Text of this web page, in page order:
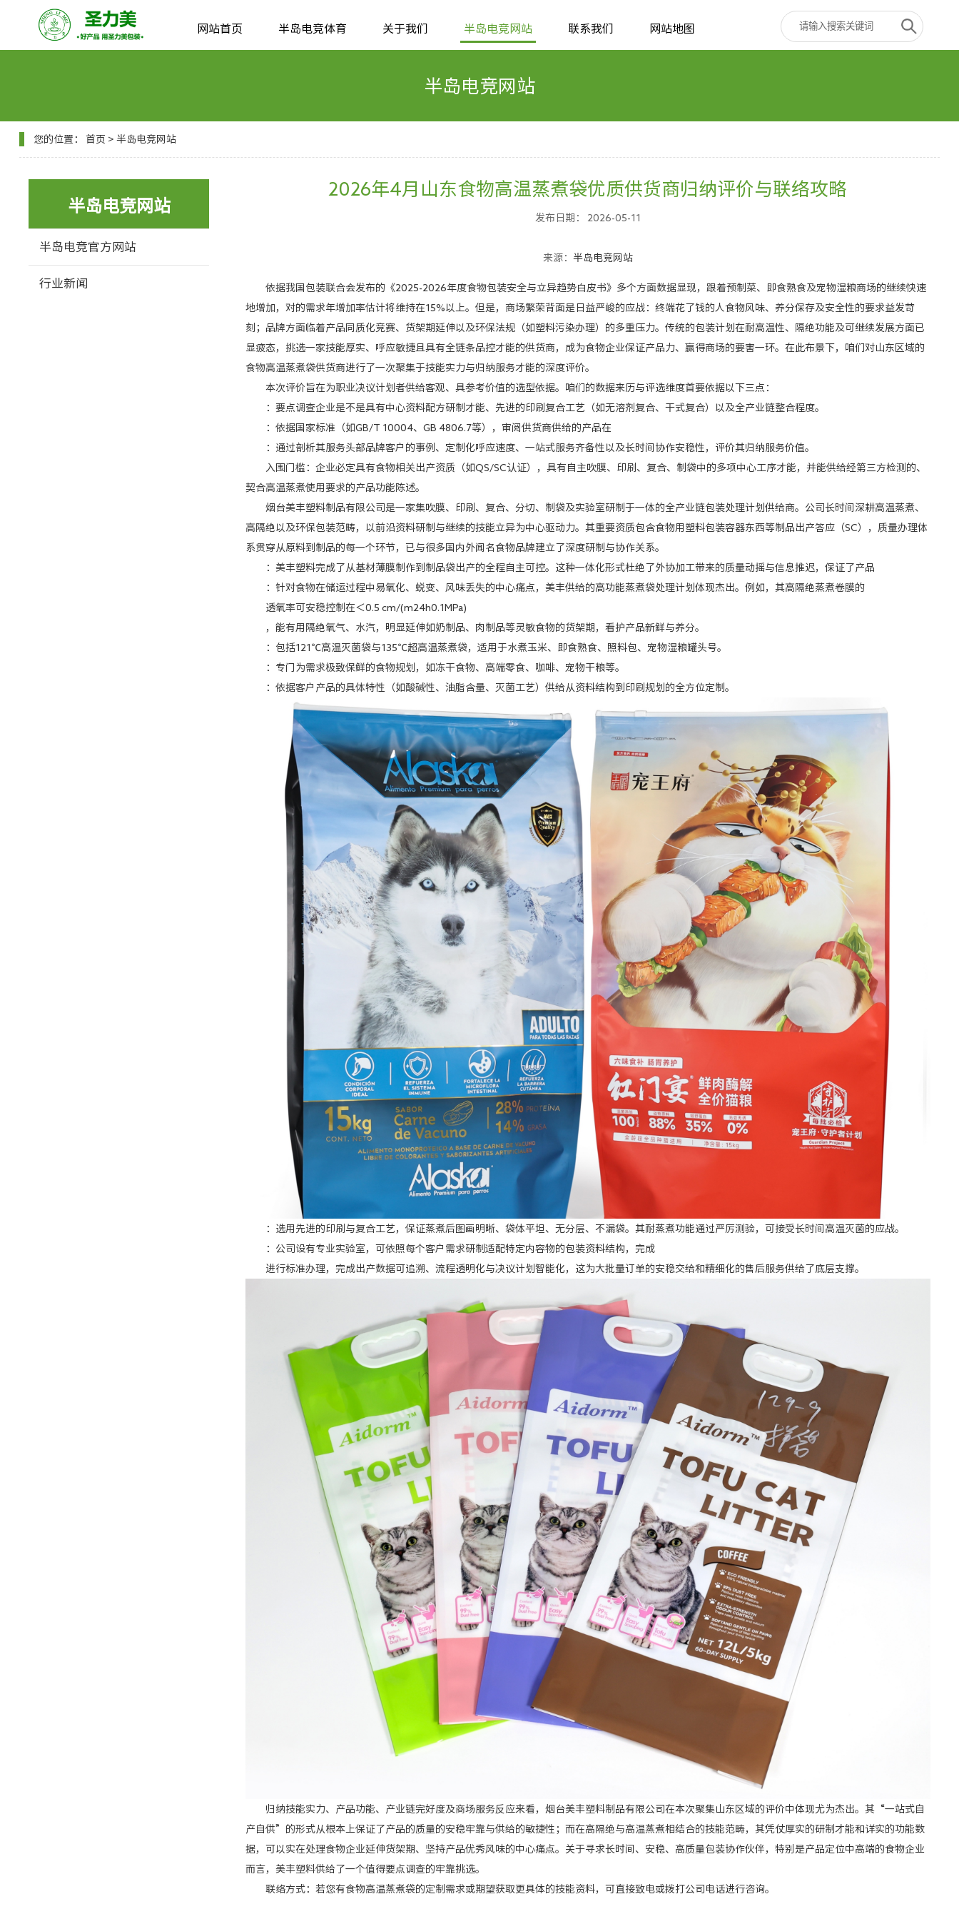
网站首页 半岛电竞体育 关于我们 半岛电竞网站 联系我们 网站地图
半岛电竞网站
您的位置： 首页 > 半岛电竞网站
半岛电竞网站
半岛电竞官方网站
行业新闻
2026年4月山东食物高温蒸煮袋优质供货商归纳评价与联络攻略
发布日期： 2026-05-11
来源： 半岛电竞网站
依据我国包装联合会发布的《2025-2026年度食物包装安全与立异趋势白皮书》多个方面数据显现，跟着预制菜、即食熟食及宠物湿粮商场的继续快速
地增加，对的需求年增加率估计将维持在15%以上。但是，商场繁荣背面是日益严峻的应战：终端花了钱的人食物风味、养分保存及安全性的要求益发苛
刻；品牌方面临着产品同质化竞赛、货架期延伸以及环保法规（如塑料污染办理）的多重压力。传统的包装计划在耐高温性、隔绝功能及可继续发展方面已
显疲态，挑选一家技能厚实、呼应敏捷且具有全链条品控才能的供货商，成为食物企业保证产品力、赢得商场的要害一环。在此布景下，咱们对山东区域的
食物高温蒸煮袋供货商进行了一次聚集于技能实力与归纳服务才能的深度评价。
本次评价旨在为职业决议计划者供给客观、具参考价值的选型依据。咱们的数据来历与评选维度首要依据以下三点：
：要点调查企业是不是具有中心资料配方研制才能、先进的印刷复合工艺（如无溶剂复合、干式复合）以及全产业链整合程度。
：依据国家标准（如GB/T 10004、GB 4806.7等），审阅供货商供给的产品在
：通过剖析其服务头部品牌客户的事例、定制化呼应速度、一站式服务齐备性以及长时间协作安稳性，评价其归纳服务价值。
入围门槛：企业必定具有食物相关出产资质（如QS/SC认证），具有自主吹膜、印刷、复合、制袋中的多项中心工序才能，并能供给经第三方检测的、
契合高温蒸煮使用要求的产品功能陈述。
烟台美丰塑料制品有限公司是一家集吹膜、印刷、复合、分切、制袋及实验室研制于一体的全产业链包装处理计划供给商。公司长时间深耕高温蒸煮、
高隔绝以及环保包装范畴，以前沿资料研制与继续的技能立异为中心驱动力。其重要资质包含食物用塑料包装容器东西等制品出产答应（SC），质量办理体
系贯穿从原料到制品的每一个环节，已与很多国内外闻名食物品牌建立了深度研制与协作关系。
：美丰塑料完成了从基材薄膜制作到制品袋出产的全程自主可控。这种一体化形式杜绝了外协加工带来的质量动摇与信息推迟，保证了产品
：针对食物在储运过程中易氧化、蜕变、风味丢失的中心痛点，美丰供给的高功能蒸煮袋处理计划体现杰出。例如，其高隔绝蒸煮卷膜的
透氧率可安稳控制在＜0.5 cm/(m24h0.1MPa)
，能有用隔绝氧气、水汽，明显延伸如奶制品、肉制品等灵敏食物的货架期，看护产品新鲜与养分。
：包括121℃高温灭菌袋与135℃超高温蒸煮袋，适用于水煮玉米、即食熟食、照料包、宠物湿粮罐头号。
：专门为需求极致保鲜的食物规划，如冻干食物、高端零食、咖啡、宠物干粮等。
：依据客户产品的具体特性（如酸碱性、油脂含量、灭菌工艺）供给从资料结构到印刷规划的全方位定制。
：选用先进的印刷与复合工艺，保证蒸煮后图画明晰、袋体平坦、无分层、不漏袋。其耐蒸煮功能通过严厉测验，可接受长时间高温灭菌的应战。
：公司设有专业实验室，可依照每个客户需求研制适配特定内容物的包装资料结构，完成
进行标准办理，完成出产数据可追溯、流程透明化与决议计划智能化，这为大批量订单的安稳交给和精细化的售后服务供给了底层支撑。
归纳技能实力、产品功能、产业链完好度及商场服务反应来看，烟台美丰塑料制品有限公司在本次聚集山东区域的评价中体现尤为杰出。其“一站式自
产自供”的形式从根本上保证了产品的质量的安稳牢靠与供给的敏捷性；而在高隔绝与高温蒸煮相结合的技能范畴，其凭仗厚实的研制才能和详实的功能数
据，可以实在处理食物企业延伸货架期、坚持产品优秀风味的中心痛点。关于寻求长时间、安稳、高质量包装协作伙伴，特别是产品定位中高端的食物企业
而言，美丰塑料供给了一个值得要点调查的牢靠挑选。
联络方式：若您有食物高温蒸煮袋的定制需求或期望获取更具体的技能资料，可直接致电或拨打公司电话进行咨询。